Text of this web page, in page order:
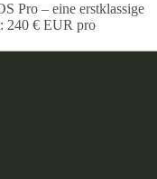
Pro – eine erstklassige
240 € EUR pro